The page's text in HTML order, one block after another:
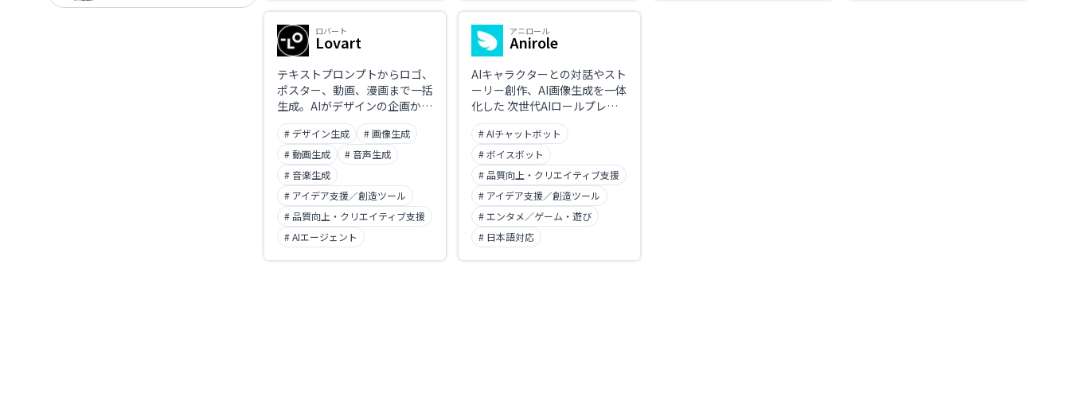
ロバート
Lovart
テキストプロンプトからロゴ、
ポスター、動画、漫画まで一括
生成。AIがデザインの企画から
納品までを自動化し、創造性と
効率を両立する次世代デザイン
エージェント。
# デザイン生成
# 画像生成
# 動画生成
# 音声生成
# 音楽生成
# アイデア支援／創造ツール
# 品質向上・クリエイティブ支援
# AIエージェント
アニロール
Anirole
AIキャラクターとの対話やスト
ーリー創作、AI画像生成を一体
化した 次世代AIロールプレイ
＆アニメ制作プラットフォー
ム。自分好みのキャラクターを
作成し、会話や物語を進めなが
らリアルタイムでアニメ風イラ
ストを生成できます。
# AIチャットボット
# ボイスボット
# 品質向上・クリエイティブ支援
# アイデア支援／創造ツール
# エンタメ／ゲーム・遊び
# 日本語対応